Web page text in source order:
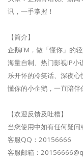
讯，一手掌握！
【简介】
企鹅FM，做「懂你」的
海量自制、热门影视IP小
乐开怀的冷笑话、深夜
懂你的小企鹅，一直陪伴
【欢迎反馈及吐槽】
当您使用中如有任何疑
客服QQ：20156666
客服邮箱：